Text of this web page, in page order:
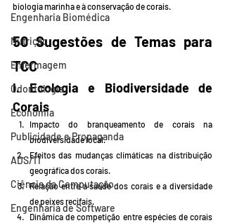
Engenharia Biomédica
Nutrição
Enfermagem
Odontologia
Economia
Publicidade e Propaganda
ADS/TI
Ciência da Computação
Engenharia de Software
biologia marinha e à conservação de corais.
50 Sugestões de Temas para
TCC
I. Ecologia e Biodiversidade de
Corais
Impacto do branqueamento de corais na
biodiversidade local.
Efeitos das mudanças climáticas na distribuição
geográfica dos corais.
Relação entre a saúde dos corais e a diversidade
de peixes recifais.
Dinâmica de competição entre espécies de corais